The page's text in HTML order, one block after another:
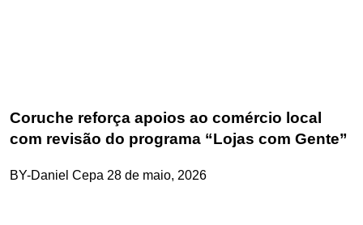
Coruche reforça apoios ao comércio local
com revisão do programa “Lojas com Gente”
BY-Daniel Cepa 28 de maio, 2026